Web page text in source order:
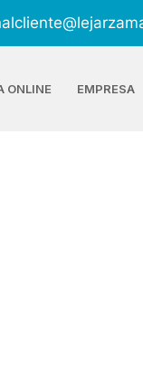
ONLINE EMPRESA